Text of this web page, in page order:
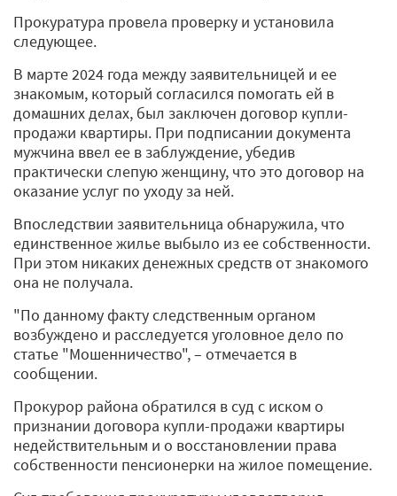
Прокуратура провела проверку и установила
следующее.
В марте 2024 года между заявительницей и ее
знакомым, который согласился помогать ей в
домашних делах, был заключен договор купли-
продажи квартиры. При подписании документа
мужчина ввел ее в заблуждение, убедив
практически слепую женщину, что это договор на
оказание услуг по уходу за ней.
Впоследствии заявительница обнаружила, что
единственное жилье выбыло из ее собственности.
При этом никаких денежных средств от знакомого
она не получала.
"По данному факту следственным органом
возбуждено и расследуется уголовное дело по
статье "Мошенничество", – отмечается в
сообщении.
Прокурор района обратился в суд с иском о
признании договора купли-продажи квартиры
недействительным и о восстановлении права
собственности пенсионерки на жилое помещение.